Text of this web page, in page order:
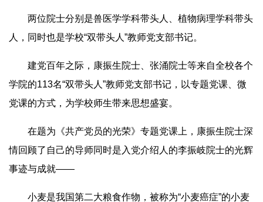
两位院士分别是兽医学学科带头人、植物病理学科带头
人，同时也是学校“双带头人”教师党支部书记。
建党百年之际，康振生院士、张涌院士等来自全校各个
学院的113名“双带头人”教师党支部书记，以专题党课、微
党课的方式，为学校师生带来思想盛宴。
在题为《共产党员的光荣》专题党课上，康振生院士深
情回顾了自己的导师同时是入党介绍人的李振岐院士的光辉
事迹与成就——
小麦是我国第二大粮食作物，被称为“小麦癌症”的小麦